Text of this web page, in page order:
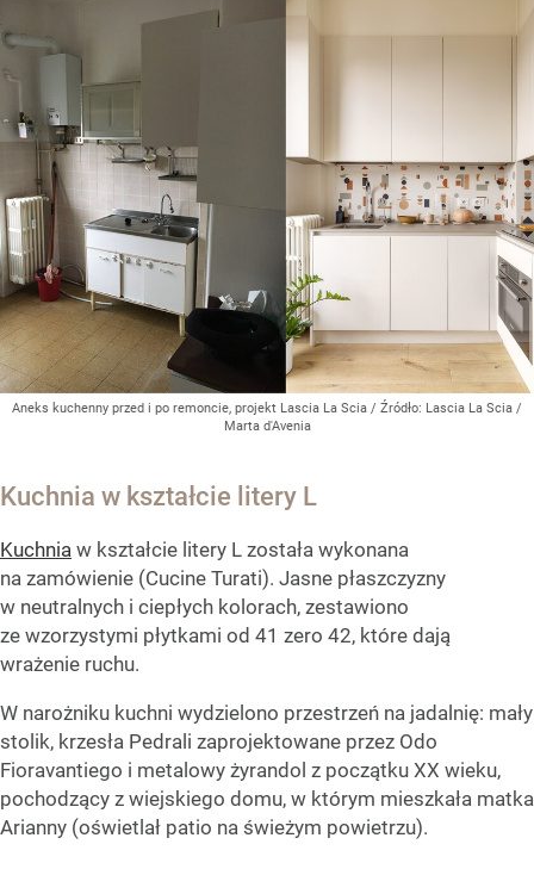
Aneks kuchenny przed i po remoncie, projekt Lascia La Scia / Źródło: Lascia La Scia /
Marta d'Avenia
Kuchnia w kształcie litery L
Kuchnia w kształcie litery L została wykonana
na zamówienie (Cucine Turati). Jasne płaszczyzny
w neutralnych i ciepłych kolorach, zestawiono
ze wzorzystymi płytkami od 41 zero 42, które dają
wrażenie ruchu.
W narożniku kuchni wydzielono przestrzeń na jadalnię: mały
stolik, krzesła Pedrali zaprojektowane przez Odo
Fioravantiego i metalowy żyrandol z początku XX wieku,
pochodzący z wiejskiego domu, w którym mieszkała matka
Arianny (oświetlał patio na świeżym powietrzu).